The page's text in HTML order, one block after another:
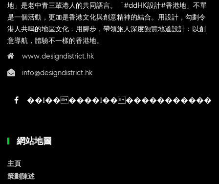
地」是老中青三輩港人的共同語言。「#ddHK設計#香港地」不單
是一個活動，更加是香港文化與創意精神的結合。用設計，勾劃令
港人共鳴的地區文化﹔用腳步，帶領旅人深度飽覽地道設計﹔以創
意導航，體驗不一樣的香港地。
www.designdistrict.hk
info@designdistrict.hk
網站地圖
主頁
策劃陳述